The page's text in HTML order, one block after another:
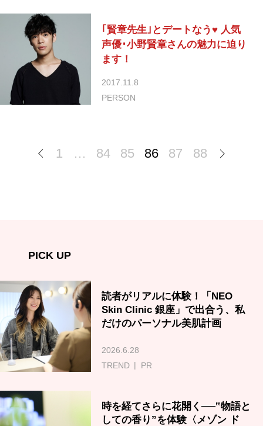
｢賢章先生｣とデートなう♥ 人気
声優･小野賢章さんの魅力に迫り
ます！
2017.11.8
PERSON
1 … 84 85 86 87 88
PICK UP
読者がリアルに体験！「NEO
Skin Clinic 銀座」で出合う、私
だけのパーソナル美肌計画
2026.6.28
TREND
PR
時を経てさらに花開く──‟物語と
しての香り”を体験〈メゾン ド